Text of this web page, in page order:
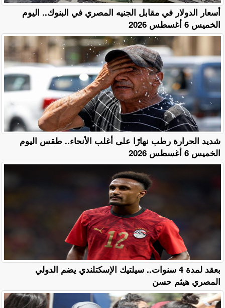
أسعار الدولار في مقابل الجنيه المصري في البنوك.. اليوم
الخميس 6 أغسطس 2026
​شديد الحرارة رطب نهارًا على أغلب الأنحاء.. طقس اليوم
الخميس 6 أغسطس 2026
بعقد لمدة 4 سنوات.. سيلتيك الإسكتلندي يضم الدولي
المصري هيثم حسن